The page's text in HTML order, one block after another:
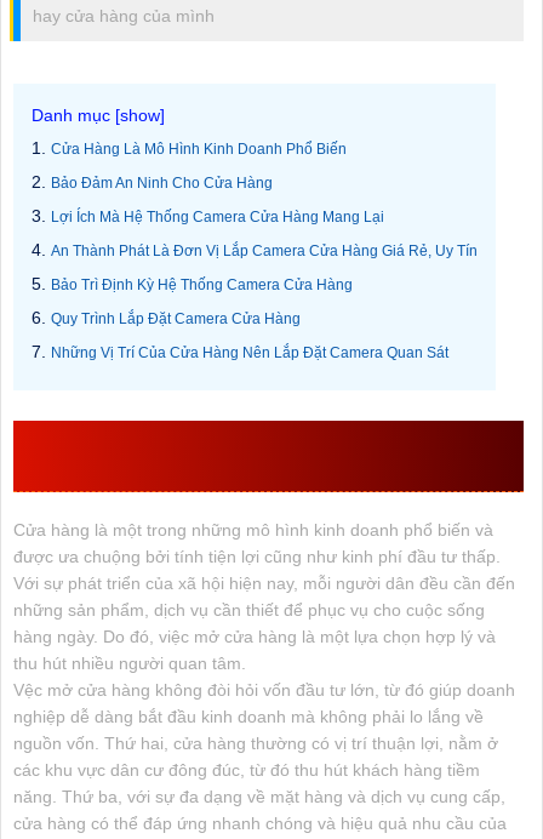
hay cửa hàng của mình
Cửa Hàng Là Mô Hình Kinh Doanh Phổ Biến
Bảo Đảm An Ninh Cho Cửa Hàng
Lợi Ích Mà Hệ Thống Camera Cửa Hàng Mang Lại
An Thành Phát Là Đơn Vị Lắp Camera Cửa Hàng Giá Rẻ, Uy Tín
Bảo Trì Định Kỳ Hệ Thống Camera Cửa Hàng
Quy Trình Lắp Đặt Camera Cửa Hàng
Những Vị Trí Của Cửa Hàng Nên Lắp Đặt Camera Quan Sát
Cửa hàng là một trong những mô hình kinh doanh phổ biến và
được ưa chuộng bởi tính tiện lợi cũng như kinh phí đầu tư thấp.
Với sự phát triển của xã hội hiện nay, mỗi người dân đều cần đến
những sản phẩm, dịch vụ cần thiết để phục vụ cho cuộc sống
hàng ngày. Do đó, việc mở cửa hàng là một lựa chọn hợp lý và
thu hút nhiều người quan tâm.
Vệc mở cửa hàng không đòi hỏi vốn đầu tư lớn, từ đó giúp doanh
nghiệp dễ dàng bắt đầu kinh doanh mà không phải lo lắng về
nguồn vốn. Thứ hai, cửa hàng thường có vị trí thuận lợi, nằm ở
các khu vực dân cư đông đúc, từ đó thu hút khách hàng tiềm
năng. Thứ ba, với sự đa dạng về mặt hàng và dịch vụ cung cấp,
cửa hàng có thể đáp ứng nhanh chóng và hiệu quả nhu cầu của